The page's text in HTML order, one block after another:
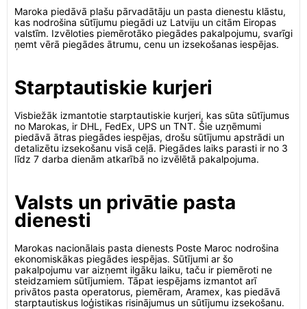
Maroka piedāvā plašu pārvadātāju un pasta dienestu klāstu,
kas nodrošina sūtījumu piegādi uz Latviju un citām Eiropas
valstīm. Izvēloties piemērotāko piegādes pakalpojumu, svarīgi
ņemt vērā piegādes ātrumu, cenu un izsekošanas iespējas.
Starptautiskie kurjeri
Visbiežāk izmantotie starptautiskie kurjeri, kas sūta sūtījumus
no Marokas, ir DHL, FedEx, UPS un TNT. Šie uzņēmumi
piedāvā ātras piegādes iespējas, drošu sūtījumu apstrādi un
detalizētu izsekošanu visā ceļā. Piegādes laiks parasti ir no 3
līdz 7 darba dienām atkarībā no izvēlētā pakalpojuma.
Valsts un privātie pasta
dienesti
Marokas nacionālais pasta dienests Poste Maroc nodrošina
ekonomiskākas piegādes iespējas. Sūtījumi ar šo
pakalpojumu var aizņemt ilgāku laiku, taču ir piemēroti ne
steidzamiem sūtījumiem. Tāpat iespējams izmantot arī
privātos pasta operatorus, piemēram, Aramex, kas piedāvā
starptautiskus loģistikas risinājumus un sūtījumu izsekošanu.